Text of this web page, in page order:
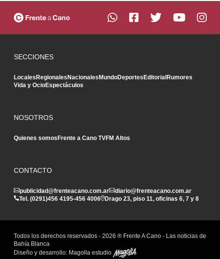
SECCIONES
LocalesRegionalesNacionalesMundoDeportesEditorialRumores
Vida y OcioEspectáculos
NOSOTROS
Quienes somosFrente a Cano TVFM Altos
CONTACTO
publicidad@frenteacano.com.ar
diario@frenteacano.com.ar
Tel. (0291)456 4195-456 4006 Drago 23, piso 11, oficinas 6, 7 y 8
Todos los derechos reservados - 2026 ® Frente A Cano - Las noticias de
Bahía Blanca
Diseño y desarrollo: Magolla estudio